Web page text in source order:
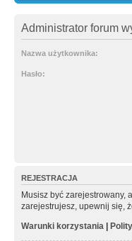
Administrator forum
Nazwa użytkownika:
Hasło:
REJESTRACJA
Musisz być zarejestrowany,
zarejestrujesz, upewnij się,
Warunki korzystania |